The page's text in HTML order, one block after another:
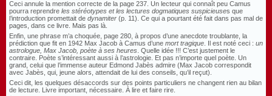
Ceci annule la mention correcte de la page 237. Un lecteur qui connaît peu Camus
pourra reprendre les stéréotypes et les lectures dogmatiques suspicieuses que
l’introduction promettait de dynamiter (p. 11). Ce qui a pourtant été fait dans pas mal de
pages, dans ce livre. Mais pas là.
Enfin, une phrase m’a choquée, page 280, à propos d’une anecdote troublante, la
prédiction que fit en 1942 Max Jacob à Camus d’une mort tragique . Il est noté ceci : un
astrologue, Max Jacob, poète à ses heures . Quelle idée !!! C’est justement le
contraire. Poète s’intéressant aussi à l’astrologie. Et pas n’importe quel poète. Un
grand, celui que l’immense auteur Edmond Jabès admire (Max Jacob correspondit
avec Jabès, qui, jeune alors, attendait de lui des conseils, qu’il reçut).
Ceci dit, les quelques désaccords sur des points particuliers ne changent rien au bilan
de lecture. Livre important, nécessaire. À lire et faire rire.